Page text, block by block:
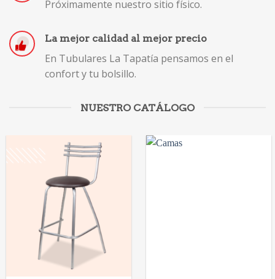
Próximamente nuestro sitio físico.
La mejor calidad al mejor precio
En Tubulares La Tapatía pensamos en el
confort y tu bolsillo.
NUESTRO CATÁLOGO